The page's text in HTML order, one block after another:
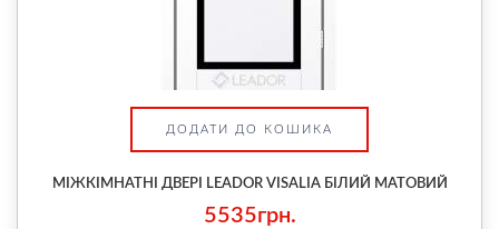
ДОДАТИ ДО КОШИКА
МІЖКІМНАТНІ ДВЕРІ LEADOR VISALIA БІЛИЙ МАТОВИЙ
5535грн.